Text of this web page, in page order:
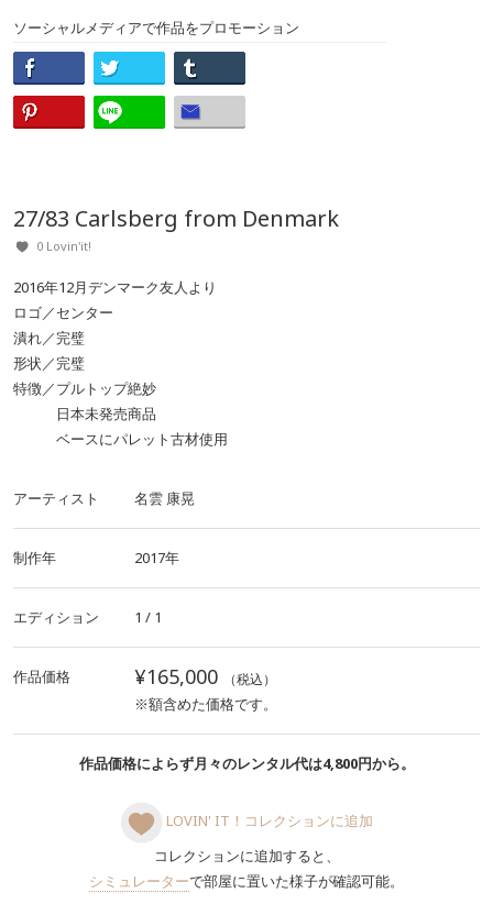
ソーシャルメディアで作品をプロモーション
27/83 Carlsberg from Denmark
0 Lovin'it!
2016年12月デンマーク友人より
ロゴ／センター
潰れ／完璧
形状／完璧
特徴／プルトップ絶妙
日本未発売商品
ベースにパレット古材使用
アーティスト 名雲 康晃
制作年 2017年
エディション 1 / 1
作品価格 ¥165,000 （税込）
※額含めた価格です。
作品価格によらず月々のレンタル代は4,800円から。
LOVIN' IT！コレクションに追加
コレクションに追加すると、
シミュレーターで部屋に置いた様子が確認可能。